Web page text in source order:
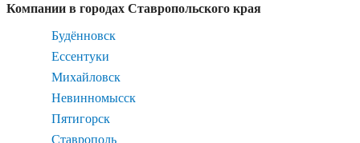
Компании в городах Ставропольского края
Будённовск
Ессентуки
Михайловск
Невинномысск
Пятигорск
Ставрополь